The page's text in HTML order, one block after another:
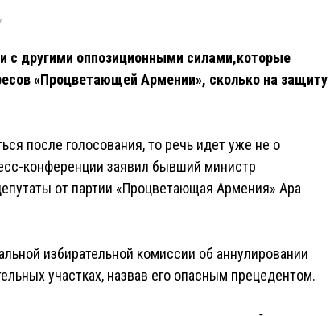
с другими оппозиционными силами,которые
«Процветающей Армении», сколько на защиту
после голосования, то речь идет уже не о
конференции заявил бывший министр
от партии «Процветающая Армения» Ара
избирательной комиссии об аннулировании
участках, назвав его опасным прецедентом.